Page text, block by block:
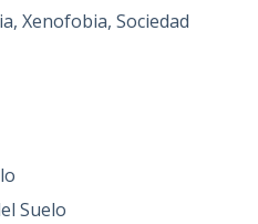
Xenofobia, Sociedad
Suelo